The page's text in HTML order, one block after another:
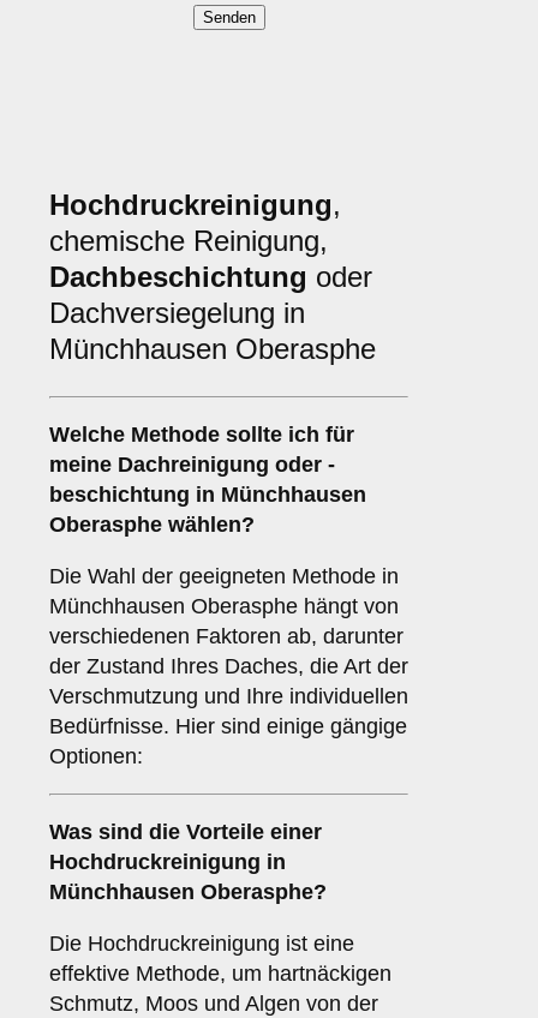
Hochdruckreinigung,
chemische Reinigung,
Dachbeschichtung oder
Dachversiegelung in
Münchhausen Oberasphe
Welche Methode sollte ich für
meine Dachreinigung oder -
beschichtung in Münchhausen
Oberasphe wählen?
Die Wahl der geeigneten Methode in
Münchhausen Oberasphe hängt von
verschiedenen Faktoren ab, darunter
der Zustand Ihres Daches, die Art der
Verschmutzung und Ihre individuellen
Bedürfnisse. Hier sind einige gängige
Optionen:
Was sind die Vorteile einer
Hochdruckreinigung in
Münchhausen Oberasphe?
Die Hochdruckreinigung ist eine
effektive Methode, um hartnäckigen
Schmutz, Moos und Algen von der